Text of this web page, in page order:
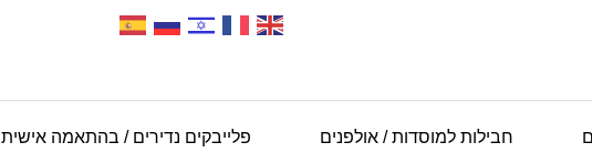
חבילות למוסדות / אולפנים פלייבקים נדירים / בהתאמה אישית